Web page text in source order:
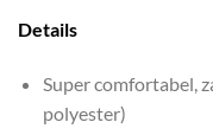
Details
Super comfortabel,
polyester)